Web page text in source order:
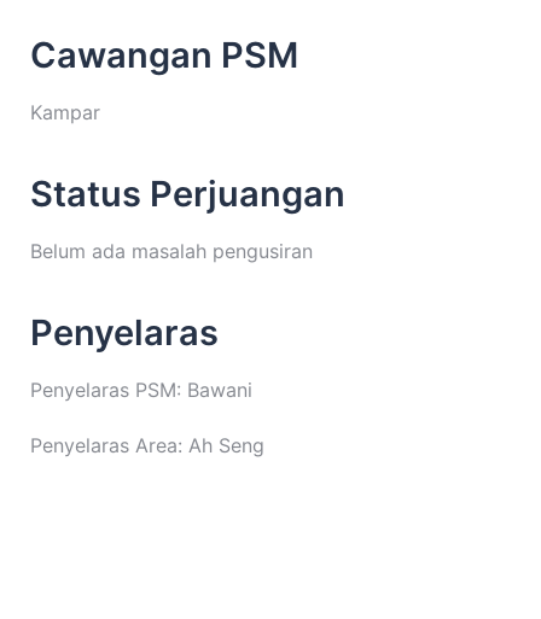
Cawangan PSM
Kampar
Status Perjuangan
Belum ada masalah pengusiran
Penyelaras
Penyelaras PSM: Bawani
Penyelaras Area: Ah Seng